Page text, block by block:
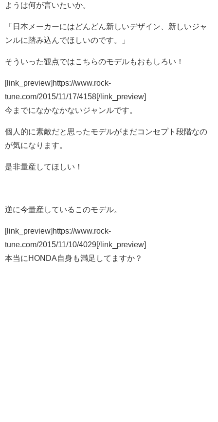
ようは何が言いたいか。
「日本メーカーにはどんどん新しいデザイン、新しいジャ
ンルに踏み込んでほしいのです。」
そういった観点ではこちらのモデルもおもしろい！
[link_preview]https://www.rock-
tune.com/2015/11/17/4158[/link_preview]
今までになかなかないジャンルです。
個人的に素敵だと思ったモデルがまだコンセプト段階なの
が気になります。
是非量産してほしい！
逆に今量産しているこのモデル。
[link_preview]https://www.rock-
tune.com/2015/11/10/4029[/link_preview]
本当にHONDA自身も満足してますか？